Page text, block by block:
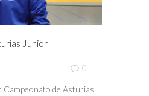
Junior
0
Campeonato de Asturias